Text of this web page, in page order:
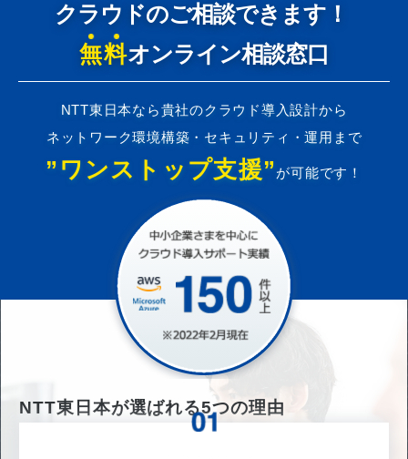
クラウドのご相談できます！
無料オンライン相談窓口
NTT東日本なら貴社のクラウド導入設計から
ネットワーク環境構築・セキュリティ・運用まで
”ワンストップ支援” が可能です！
NTT東日本が選ばれる5つの理由